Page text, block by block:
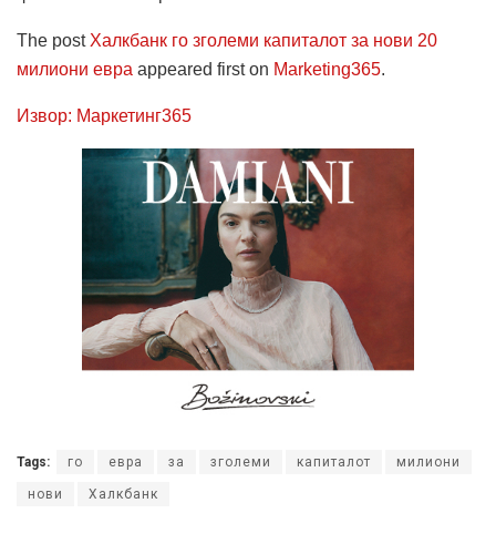
The post Халкбанк го зголеми капиталот за нови 20
милиони евра appeared first on Marketing365.
Извор: Маркетинг365
Tags: го евра за зголеми капиталот милиони
нови Халкбанк